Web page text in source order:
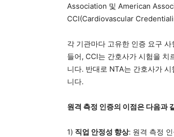
Association 및 American
CCI(Cardiovascular
각 기관마다 고유한 인증 요구
들어, CCI는 간호사가 시험을 치
니다. 반대로 NTA는 간호사가
니다.
원격 측정 인증의 이점은 다음과
1) 직업 안정성 향상: 원격 측정